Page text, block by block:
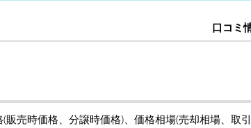
口コミ
(販売時価格、分譲時価格)、価格相場(売却相場、取